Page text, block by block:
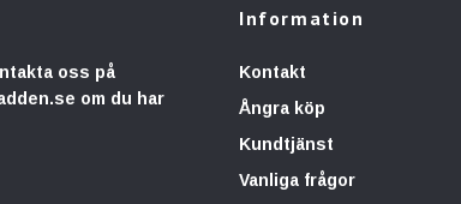
oss på
om du har
Information
Kontakt
Ångra köp
Kundtjänst
Vanliga frågor